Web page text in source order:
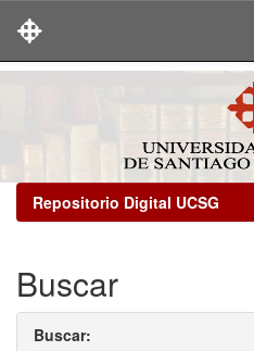
Repositorio Digital UCSG
Buscar
Buscar: